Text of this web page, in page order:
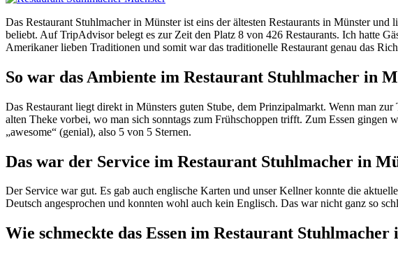
Das Restaurant Stuhlmacher in Münster ist eins der ältesten Restaurants in Münster
beliebt. Auf TripAdvisor belegt es zur Zeit den Platz 8 von 426 Restaurants. Ich hatte
Amerikaner lieben Traditionen und somit war das traditionelle Restaurant genau das
So war das Ambiente im Restaurant Stuhlmacher in
Das Restaurant liegt direkt in Münsters guten Stube, dem Prinzipalmarkt. Wenn man
alten Theke vorbei, wo man sich sonntags zum Frühschoppen trifft. Zum Essen gingen
„awesome“ (genial), also 5 von 5 Sternen.
Das war der Service im Restaurant Stuhlmacher in
Der Service war gut. Es gab auch englische Karten und unser Kellner konnte die
Deutsch angesprochen und konnten wohl auch kein Englisch. Das war nicht ganz so
Wie schmeckte das Essen im Restaurant Stuhlmacher